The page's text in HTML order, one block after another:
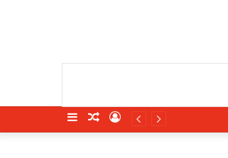
SidebarRandomLog